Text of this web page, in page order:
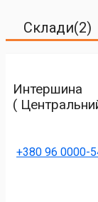
Склади(2)
Интершина
(
+380 96 0000-